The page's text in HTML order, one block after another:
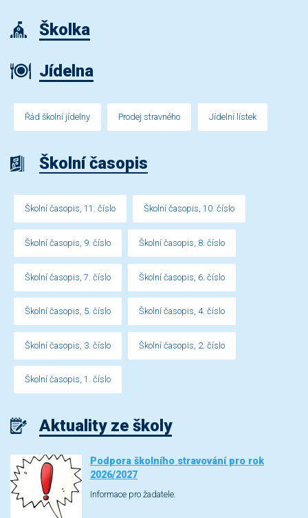
Školka
Jídelna
Řád školní jídelny Prodej stravného Jídelní lístek
Školní časopis
Školní časopis, 11. číslo Školní časopis, 10. číslo
Školní časopis, 9. číslo Školní časopis, 8. číslo
Školní časopis, 7. číslo Školní časopis, 6. číslo
Školní časopis, 5. číslo Školní časopis, 4. číslo
Školní časopis, 3. číslo Školní časopis, 2. číslo
Školní časopis, 1. číslo
Aktuality ze školy
Podpora školního stravování pro rok
2026/2027
Informace pro žadatele.